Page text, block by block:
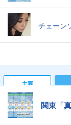
チェーン
主要
関東「